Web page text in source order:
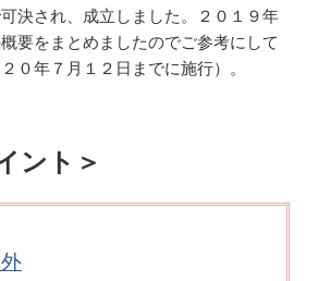
決され、成立しました。２０１９年
要をまとめましたのでご参考にして
０年７月１２日までに施行）。
ント＞